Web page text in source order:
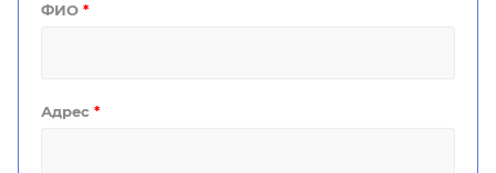
ФИО *
Адрес *